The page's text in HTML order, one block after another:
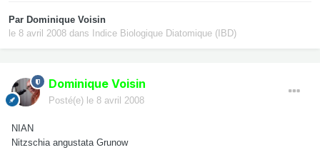
Par Dominique Voisin
le 8 avril 2008 dans Indice Biologique Diatomique (IBD)
Dominique Voisin
Posté(e) le 8 avril 2008
NIAN
Nitzschia angustata Grunow